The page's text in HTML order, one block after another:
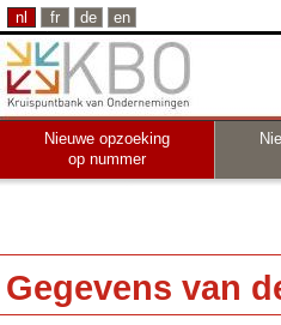
nl fr de en
Nieuwe opzoeking
op nummer
Gegevens van